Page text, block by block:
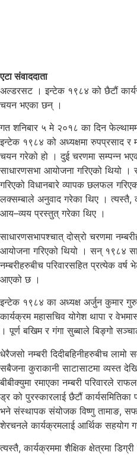
एटा संवाददाता
अल्डरसट । इन्टेक १९८४ को छैटौं
चयन भएका छन् ।
गत शनिबार ५ मे २०१८ का दिन
इन्टेक १९८४ को अध्यक्षमा रुपप्रसाद र
चयन गरेको हो । दुई चरणमा सम्पन्न
साधारणसभा आयोजना गरिएको थियो ।
गरिएको विधानबारे व्यापक छलफल
लक्सम्बाले अनुवाद गरेका थिए । त्यस्तै,
आय–व्यय प्रस्तुत् गरेका थिए ।
साधारणसभापश्चात् दोस्रो चरणमा
आयोजना गरिएको थियो । सन् १९८४
नम्बरीहरुबीच परिवारसहित प्रत्येक
आएको छ ।
इन्टेक १९८४ का अध्यक्ष अर्जुन कुमार
कार्यक्रम महासचिव योगेश थापा र
। पूर्ण बखिम र गंगा सुब्बाले बिङ्गो
धेरैजसो नम्बरी दिदीबहिनीहरुबीच
सबैजना कुराकानी साटासाटमा व्यस्त
बीबीक्युमा रमाएका नम्बरी परिवारले
ड्र को पुरस्कारलाई छैटौं कार्यसमितिका
भने संस्थापक संयोजक विष्णु तामाङ,
शेरचनले कार्यक्रमलाई आर्थिक सहयोग
त्यस्तै, कार्यक्रममा शैक्षिक क्षेत्रमा